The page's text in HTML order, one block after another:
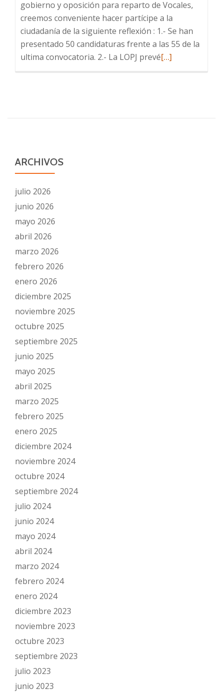
gobierno y oposición para reparto de Vocales,
creemos conveniente hacer partícipe a la
ciudadanía de la siguiente reflexión : 1.- Se han
presentado 50 candidaturas frente a las 55 de la
ultima convocatoria. 2.- La LOPJ prevéLeer
REPARTO
[…]
ARCHIVOS
julio 2026
junio 2026
mayo 2026
abril 2026
marzo 2026
febrero 2026
enero 2026
diciembre 2025
noviembre 2025
octubre 2025
septiembre 2025
junio 2025
mayo 2025
abril 2025
marzo 2025
febrero 2025
enero 2025
diciembre 2024
noviembre 2024
octubre 2024
septiembre 2024
julio 2024
junio 2024
mayo 2024
abril 2024
marzo 2024
febrero 2024
enero 2024
diciembre 2023
noviembre 2023
octubre 2023
septiembre 2023
julio 2023
junio 2023